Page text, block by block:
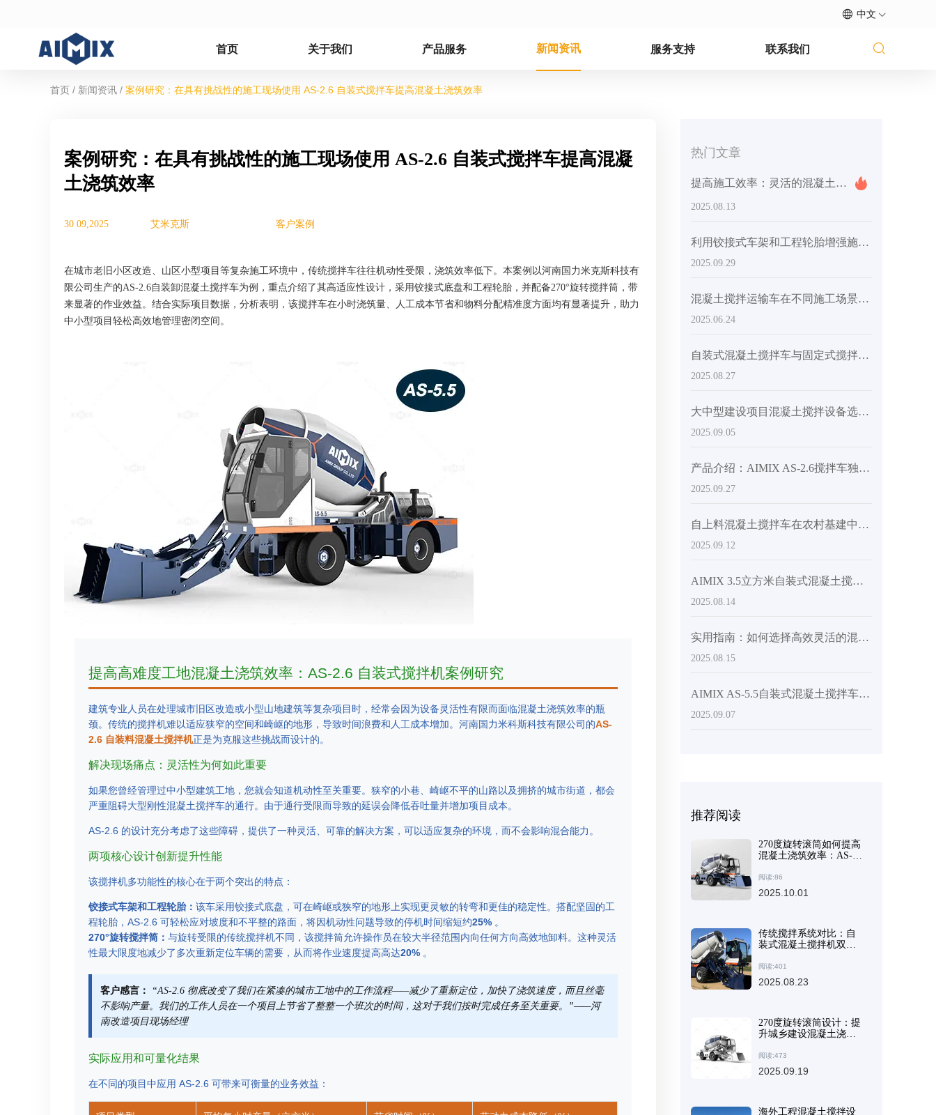
中文
首页 关于我们 产品服务 新闻资讯 服务支持 联系我们
首页 / 新闻资讯 / 案例研究：在具有挑战性的施工现场使用 AS-2.6 自装式搅拌车提高混凝土浇筑效率
案例研究：在具有挑战性的施工现场使用 AS-2.6 自装式搅拌车提高混凝
土浇筑效率
30 09,2025 艾米克斯 客户案例
在城市老旧小区改造、山区小型项目等复杂施工环境中，传统搅拌车往往机动性受限，浇筑效率低下。本案例以河南国力米克斯科技有
限公司生产的AS-2.6自装卸混凝土搅拌车为例，重点介绍了其高适应性设计，采用铰接式底盘和工程轮胎，并配备270°旋转搅拌筒，带
来显著的作业效益。结合实际项目数据，分析表明，该搅拌车在小时浇筑量、人工成本节省和物料分配精准度方面均有显著提升，助力
中小型项目轻松高效地管理密闭空间。
提高高难度工地混凝土浇筑效率：AS-2.6 自装式搅拌机案例研究
建筑专业人员在处理城市旧区改造或小型山地建筑等复杂项目时，经常会因为设备灵活性有限而面临混凝土浇筑效率的瓶
颈。传统的搅拌机难以适应狭窄的空间和崎岖的地形，导致时间浪费和人工成本增加。河南国力米科斯科技有限公司的AS-
2.6 自装料混凝土搅拌机正是为克服这些挑战而设计的。
解决现场痛点：灵活性为何如此重要
如果您曾经管理过中小型建筑工地，您就会知道机动性至关重要。狭窄的小巷、崎岖不平的山路以及拥挤的城市街道，都会
严重阻碍大型刚性混凝土搅拌车的通行。由于通行受限而导致的延误会降低吞吐量并增加项目成本。
AS-2.6 的设计充分考虑了这些障碍，提供了一种灵活、可靠的解决方案，可以适应复杂的环境，而不会影响混合能力。
两项核心设计创新提升性能
该搅拌机多功能性的核心在于两个突出的特点：
铰接式车架和工程轮胎： 该车采用铰接式底盘，可在崎岖或狭窄的地形上实现更灵敏的转弯和更佳的稳定性。搭配坚固的工
程轮胎，AS-2.6 可轻松应对坡度和不平整的路面，将因机动性问题导致的停机时间缩短约25% 。
270°旋转搅拌筒： 与旋转受限的传统搅拌机不同，该搅拌筒允许操作员在较大半径范围内向任何方向高效地卸料。这种灵活
性最大限度地减少了多次重新定位车辆的需要，从而将作业速度提高高达20% 。
客户感言：
“AS-2.6 彻底改变了我们在紧凑的城市工地中的工作流程——减少了重新定位，加快了浇筑速度，而且丝毫
不影响产量。我们的工作人员在一个项目上节省了整整一个班次的时间，这对于我们按时完成任务至关重要。”——河
南改造项目现场经理
实际应用和可量化结果
在不同的项目中应用 AS-2.6 可带来可衡量的业务效益：
热门文章
提高施工效率：灵活的混凝土搅拌机如何影响项目进度和成本
2025.08.13
利用铰接式车架和工程轮胎增强施工灵活性：AS-2.6 自装式混凝土搅拌机实用指南
2025.09.29
混凝土搅拌运输车在不同施工场景下高灵活性设计应用指南
2025.06.24
自装式混凝土搅拌车与固定式搅拌站：哪种更适合大型建筑工地？
2025.08.27
大中型建设项目混凝土搅拌设备选型指南：满足高产优质要求的关键因素
2025.09.05
产品介绍：AIMIX AS-2.6搅拌车独特的高灵活性设计助推全球混凝土施工升级
2025.09.27
自上料混凝土搅拌车在农村基建中的高效应用
2025.09.12
AIMIX 3.5立方米自装式混凝土搅拌机——灵活性与卸料效率的完美平衡
2025.08.14
实用指南：如何选择高效灵活的混凝土搅拌机以满足多场地施工需求
2025.08.15
AIMIX AS-5.5自装式混凝土搅拌车与传统搅拌设备对比分析：性能优势及应用场景
2025.09.07
推荐阅读
270度旋转滚筒如何提高
混凝土浇筑效率：AS-2.6
阅读:86
2025.10.01
传统搅拌系统对比：自
装式混凝土搅拌机双螺
阅读:401
2025.08.23
270度旋转滚筒设计：提
升城乡建设混凝土浇筑
阅读:473
2025.09.19
海外工程混凝土搅拌设